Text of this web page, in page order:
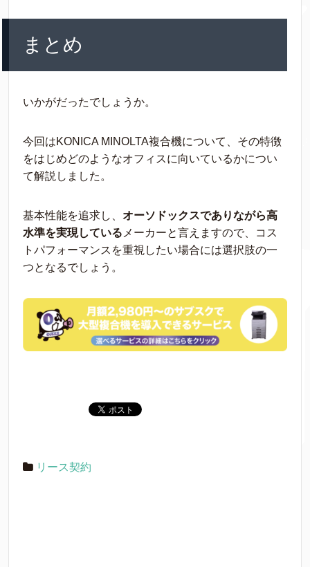
まとめ
いかがだったでしょうか。
今回はKONICA MINOLTA複合機について、その特徴
をはじめどのようなオフィスに向いているかについ
て解説しました。
基本性能を追求し、 オーソドックスでありながら高
水準を実現している メーカーと言えますので、コス
トパフォーマンスを重視したい場合には選択肢の一
つとなるでしょう。
リース契約